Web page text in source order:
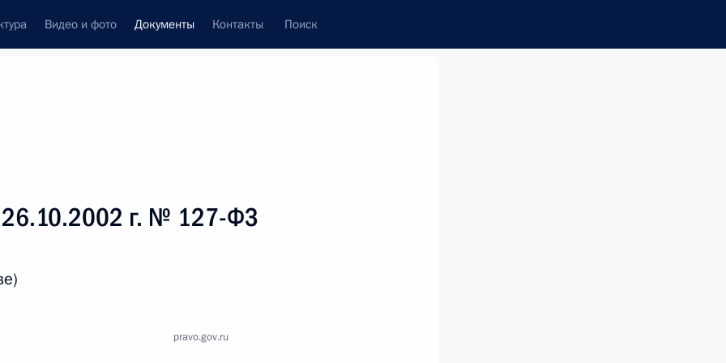
Видео и фото Документы Контакты Поиск
26.10.2002 г. № 127-ФЗ
pravo.gov.ru